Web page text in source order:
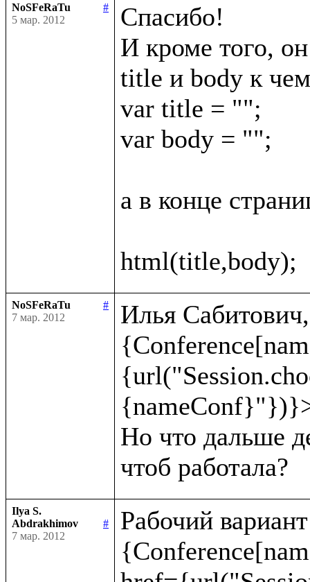
NoSFeRaTu
#
5 мар. 2012
Спасибо!
И кроме того,
title и body к
var title = "";
var body = "";
а в конце
NoSFeRaTu
#
7 мар. 2012
Илья
Но что дальше
Ilya S.
Abdrakhimov
#
7 мар. 2012
Рабочий